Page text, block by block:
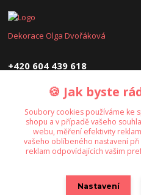
Dekorace Olga Dvořáková
+420 604 439 618
Upravit
🍪 Jak byste
Soubory cookies používáme ke
shopu a v případě vašeho
webu, měření efektivity
vašeho oblíbeného nastavení
reklam odpovídajících vašim
Nastavení